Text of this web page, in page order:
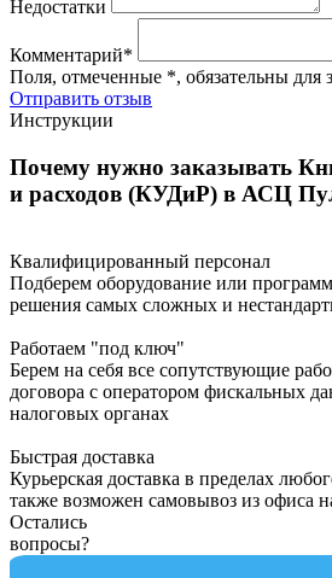
Недостатки
Комментарий*
Поля, отмеченные *, обязательны для
Отправить отзыв
Инструкции
Почему нужно заказывать
и расходов (КУДиР) в АСЦ
Квалифицированный персонал
Подберем оборудование или
решения самых сложных и
Работаем "под ключ"
Берем на себя все сопутствующие
договора с оператором фискальных
налоговых органах
Быстрая доставка
Курьерская доставка в пределах
также возможен самовывоз из офиса
Остались
вопросы?